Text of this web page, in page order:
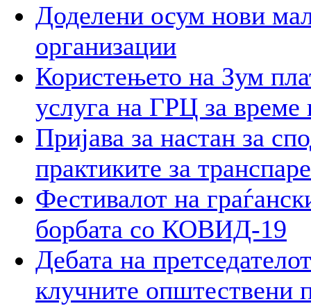
Доделени осум нови
организации
Користењето на Зум
услуга на ГРЦ за време
Пријава за настан за
практиките за
Фестивалот на
борбата со КОВИД-19
Дебата на
клучните општествени